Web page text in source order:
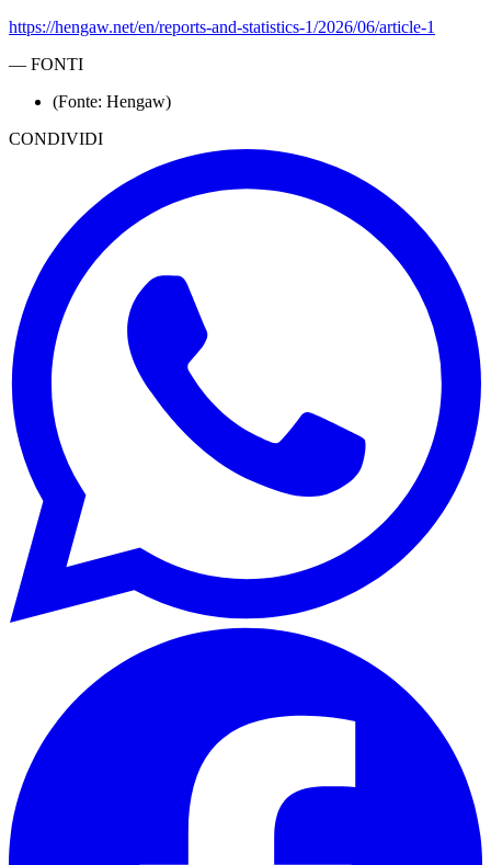
https://hengaw.net/en/reports-and-statistics-1/2026/06/article-1
— FONTI
(Fonte: Hengaw)
CONDIVIDI